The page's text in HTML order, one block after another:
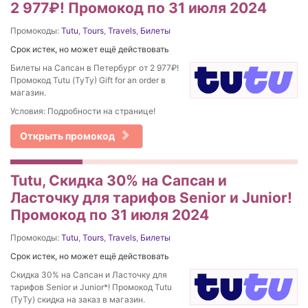
2 977₽! Промокод по 31 июля 2024
Промокоды: Tutu Tours Travels Билеты
Срок истек, но может ещё действовать
Билеты на Сапсан в Петербург от 2 977₽!
Промокод Tutu (ТуТу) Gift for an order в
магазин.
Условия: Подробности на странице!
Открыть промокод
Tutu, Скидка 30% на Сапсан и
Ласточку для тарифов Senior и Junior!
Промокод по 31 июля 2024
Промокоды: Tutu Tours Travels Билеты
Срок истек, но может ещё действовать
Скидка 30% на Сапсан и Ласточку для
тарифов Senior и Junior*! Промокод Tutu
(ТуТу) скидка на заказ в магазин.